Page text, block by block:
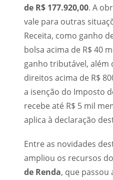
de R$ 177.920,00. A
vale para outras
Receita, como ganho
bolsa acima de R$ 40
ganho tributável, além
direitos acima de R$
a isenção do Imposto
recebe até R$ 5 mil
aplica à declaração
Entre as novidades
ampliou os recursos
de Renda, que passou